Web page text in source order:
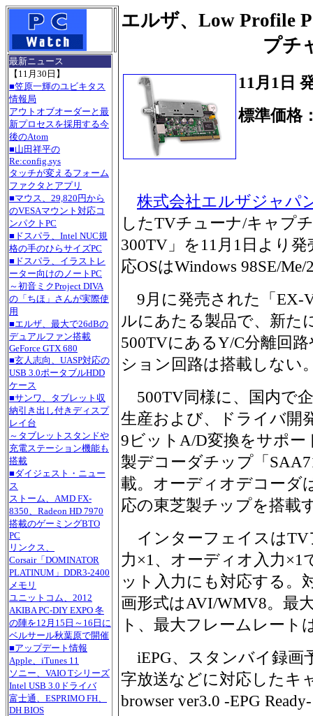
最新ニュース
【11月30日】
■笠原一輝のユビキタス
情報局
アウトオブオーダーと最
新プロセスを採用する今
後のAtom
■山田祥平の
Re:config.sys
タッチが変えるフォーム
ファクタとアプリ
■マウス、29,820円から
のVESAマウント対応コ
ンパクトPC
■ドスパラ、Intel NUC規
格の手のひらサイズPC
■ドスパラ、イラストレ
ーター向けのノートPC
～初音ミクProject DIVA
の「ちほ」さんが実際使
用
■エルザ、最大で26dBの
デュアルファン搭載
GeForce GTX 680
■玄人志向、UASP対応の
USB 3.0ポータブルHDD
ケース
■サンワ、タブレット収
納引き出し付きディスプ
レイ台
～タブレットスタンドや
充電ステーション機能も
搭載
■ダイジェスト・ニュー
ス
ストーム、AMD FX-
8350、Radeon HD 7970
搭載のゲーミングBTO
PC
リンクス、
Corsair「DOMINATOR
PLATINUM」DDR3-2400
メモリ
ユニットコム、2012
AKIBA PC-DIY EXPO 冬
の陣を12月15日～16日に
ベルサール秋葉原で開催
■アップデート情報
Apple、iTunes 11
ソニー、VAIO Tシリーズ
Intel USB 3.0ドライバ
富士通、ESPRIMO FH、
DH BIOS
エルザ、Low Profile
プチ
11月1日
標準価格
株式会社エルザジャパ
したTVチューナ/キャプ
300TV」を11月1日より
応OSはWindows 98SE/Me/
9月に発売された「EX-
ルにあたる製品で、新た
500TVにあるY/C分離回
ション回路は搭載しない
500TV同様に、国内で
生産および、ドライバ開
9ビットA/D変換をサポー
製デコーダチップ「
載。オーディオデコーダ
応の東芝製チップを搭載
インターフェイスはTV
力×1、オーディオ入力
ット入力にも対応する。
画形式はAVI/WMV8。最
ト、最大フレームレート
iEPG、スタンバイ録画
字放送などに対応したキ
browser ver3.0 -EPG